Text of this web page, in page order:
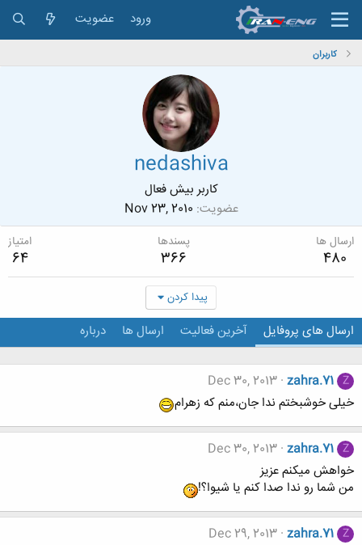
ورود عضویت
کاربران
nedashiva
کاربر بیش فعال
عضویت Nov 23, 2010
ارسال ها
480
پسندها
366
امتیاز
64
پیدا کردن
ارسال های پروفایل آخرین فعالیت ارسال ها درباره
Z
zahra.71
Dec 30, 2013
خیلی خوشبختم ندا جان،منم که زهرام
Z
zahra.71
Dec 30, 2013
خواهش میکنم عزیز
من شما رو ندا صدا کنم یا شیوا؟!
Z
zahra.71
Dec 29, 2013